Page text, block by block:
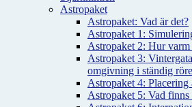
Astropaket
Astropaket: Vad är det?
Astropaket 1:
Astropaket 2: Hur varm
Astropaket 3:
omgivning i ständig
Astropaket 4:
Astropaket 5: Vad finns